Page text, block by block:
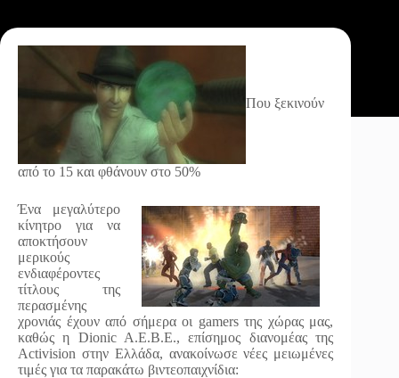
Που ξεκινούν
από το 15 και φθάνουν στο 50%
Ένα μεγαλύτερο
κίνητρο για να
αποκτήσουν
μερικούς
ενδιαφέροντες
τίτλους της
περασμένης
χρονιάς έχουν από σήμερα οι gamers της χώρας μας,
καθώς η Dionic A.E.B.E., επίσημος διανομέας της
Activision στην Ελλάδα, ανακοίνωσε νέες μειωμένες
τιμές για τα παρακάτω βιντεοπαιχνίδια: